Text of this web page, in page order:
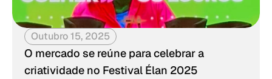
Outubro 15, 2025
O mercado se reúne para celebrar a
criatividade no Festival Élan 2025